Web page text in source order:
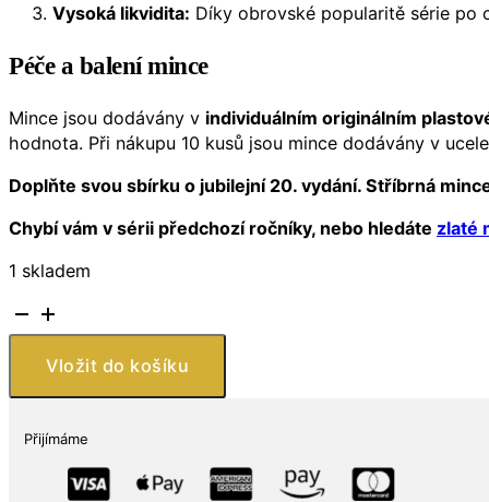
Vysoká likvidita: Díky obrovské popularitě série po
Péče a balení mince
Mince jsou dodávány v individuálním originálním
hodnota. Při nákupu 10 kusů jsou mince dodávány v
Doplňte svou sbírku o jubilejní 20. vydání. Stříbrná
Chybí vám v sérii předchozí ročníky, nebo hledáte zlaté
1 skladem
2026
Rwanda
africká
Vložit do košíku
Přijímáme